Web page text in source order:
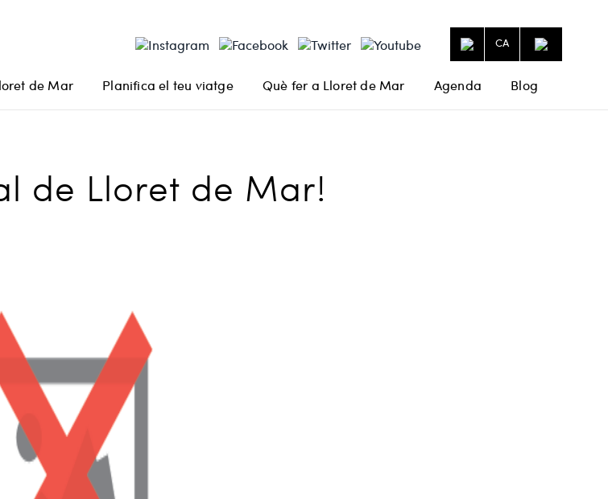
CA
de Mar Planifica el teu viatge Què fer a Lloret de Mar Agenda Blog
de Lloret de Mar!